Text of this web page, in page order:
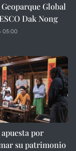
Global
Dak Nong
05:00
por
su patrimonio